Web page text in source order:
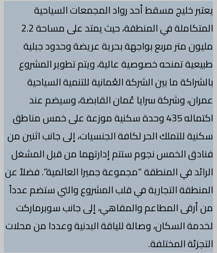
يعتبر خليج مسقط أحد رواد المجمعات السياحية
المتكاملة في المنطقة، حيث يمتد على مساحة 2.2
مليون متر مربع بواجهة بحرية عريضة وحدود جبلية
طبيعية تمنحه خصوصية عالية، ويتم تطوير المشروع
بالشراكة ما بين الشركة العُمانية للتنمية السياحية
عمران، وشركة سرايا عُمان القابضة، وسيضم عند
اكتماله 435 وحدة سكنية موزعة على خمس مناطق
سكنية للتملك الحر لكافة الجنسيات، إلى جانب اثنين من
فنادق الخمس نجوم ستتم إدارتهما من قبل المشغل
الرائد في المنطقة “مجموعة جميرا العالمية”. فضلاً عن
المنطقة التجارية في قلب المشروع والتي ستضم عدداً
من أرقى المطاعم والمقاهي، إلى جانب سوبرماركت
لخدمة السكان، وصالة للياقة البدنية وعددا من محلات
التجزئة المختلفة.